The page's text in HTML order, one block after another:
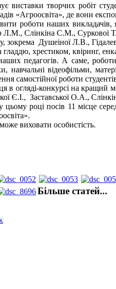
творчих робіт
«Агроосвіта», де вони
роботи наших
Слінкіна С.М., Суркової
зокрема Душеіної Л.В.,
хрестиком, квіринг,
педагогів. А саме,
навчальні відеофільми,
самостійної роботи
в огляді-конкурсі на
Є.І., Заставської О.А.,
році посів 11 місце
виховати особистість.
Більше статей...